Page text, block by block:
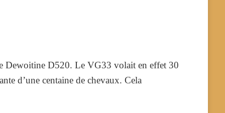
Dewoitine D520. Le VG33 volait en effet 30
d’une centaine de chevaux. Cela